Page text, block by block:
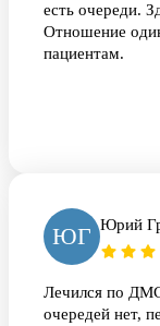
есть очереди.
Отношение
пациентам.
ЮГ Юрий
Лечился по
очередей нет,